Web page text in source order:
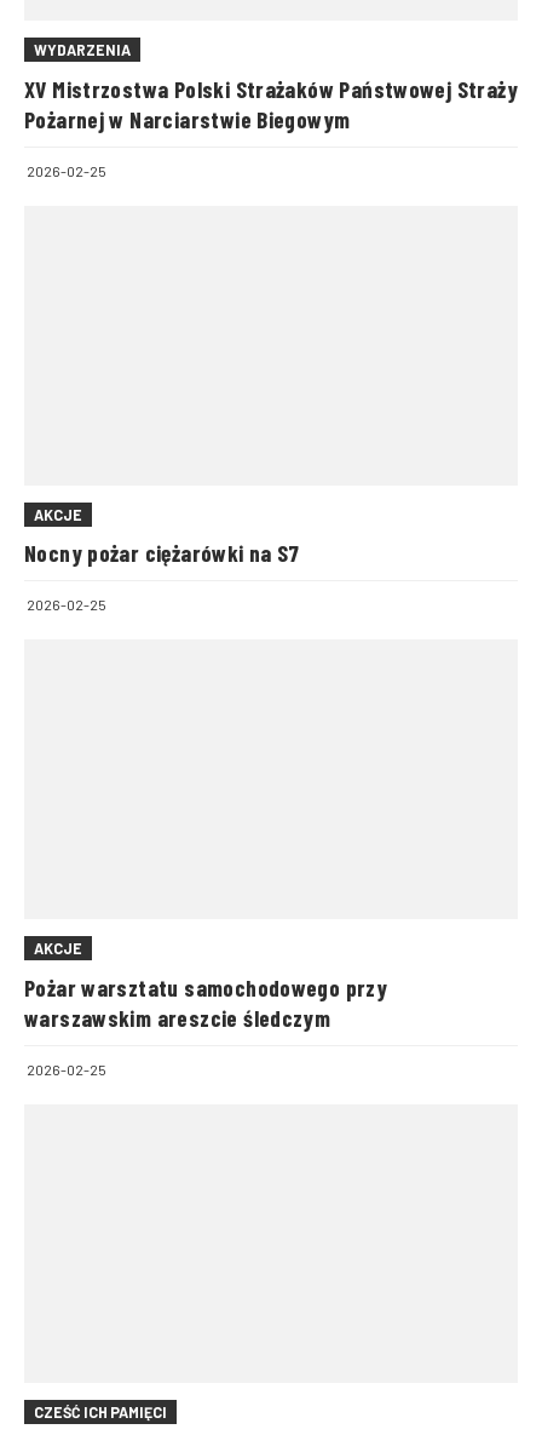
WYDARZENIA
XV Mistrzostwa Polski Strażaków Państwowej Straży
Pożarnej w Narciarstwie Biegowym
2026-02-25
AKCJE
Nocny pożar ciężarówki na S7
2026-02-25
AKCJE
Pożar warsztatu samochodowego przy
warszawskim areszcie śledczym
2026-02-25
CZEŚĆ ICH PAMIĘCI